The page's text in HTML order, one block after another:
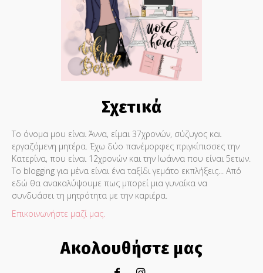
Σχετικά
Το όνομα μου είναι Άννα, είμαι 37χρονών, σύζυγος και
εργαζόμενη μητέρα. Έχω δύο πανέμορφες πριγκίπισσες την
Κατερίνα, που είναι 12χρονών και την Ιωάννα που είναι 5ετων.
Το blogging για μένα είναι ένα ταξίδι γεμάτο εκπλήξεις... Από
εδώ θα ανακαλύψουμε πως μπορεί μια γυναίκα να
συνδυάσει τη μητρότητα με την καριέρα.
Επικοινωνήστε μαζί μας.
Ακολουθήστε μας